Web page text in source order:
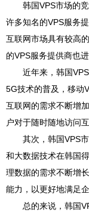
韩国VPS市场的
许多知名的VPS服务
互联网市场具有较高
的VPS服务提供商也
近年来，韩国
5G技术的普及，移动
互联网的需求不断增
户对于随时随地访问
其次，韩国VPS
和大数据技术在韩国
理数据的需求不断增
能力，以更好地满足
总的来说，韩国